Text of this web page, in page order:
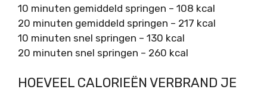
10 minuten gemiddeld springen – 108 kcal
20 minuten gemiddeld springen – 217 kcal
10 minuten snel springen – 130 kcal
20 minuten snel springen – 260 kcal
HOEVEEL CALORIEËN VERBRAND JE